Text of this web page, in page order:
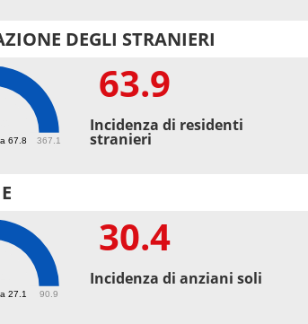
DEGLI STRANIERI
67.8 367.1
63.9
Incidenza di residenti
stranieri
27.1 90.9
30.4
Incidenza di anziani soli